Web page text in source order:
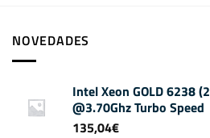
NOVEDADES
Intel Xeon GOLD 6238
@3.70Ghz Turbo Speed
135,04€